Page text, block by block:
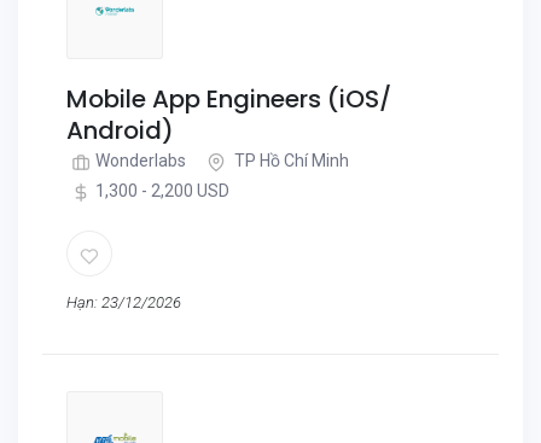
Mobile App Engineers (iOS/
Android)
Wonderlabs
TP Hồ Chí Minh
1,300 - 2,200 USD
Hạn: 23/12/2026